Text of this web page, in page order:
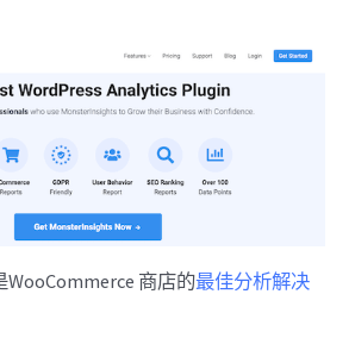
WooCommerce 商店的最佳分析解决